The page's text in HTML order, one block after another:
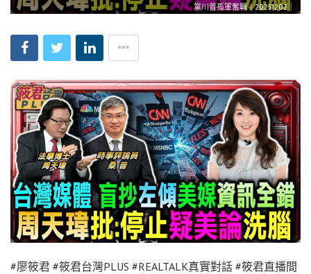
黨川普孤軍奮戰｜20251202｜
#廖筱君 #筱君台灣PLUS #REALTALK真實對話 #筱君直播間